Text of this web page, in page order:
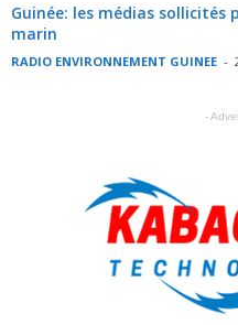
Guinée: les médias sollicités
marin
RADIO ENVIRONNEMENT GUINEE -
-